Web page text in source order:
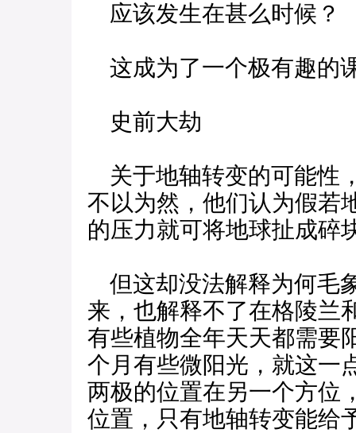
应该发生在甚么时候？
这成为了一个极有趣的
史前大劫
关于地轴转变的可能性
不以为然，他们认为假若
的压力就可将地球扯成碎
但这却没法解释为何毛
来，也解释不了在格陵兰
有些植物全年天天都需要
个月有些微阳光，就这一
两极的位置在另一个方位
位置，只有地轴转变能给